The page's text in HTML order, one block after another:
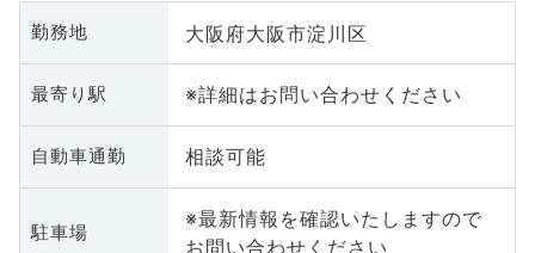
勤務地 大阪府大阪市淀川区
最寄り駅 ※詳細はお問い合わせください
自動車通勤 相談可能
駐車場
※最新情報を確認いたしますので
お問い合わせください